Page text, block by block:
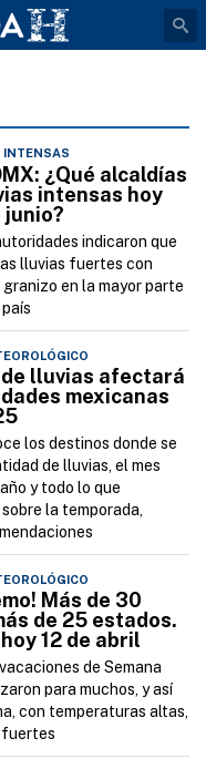
INTENSAS
¿Qué alcaldías
intensas hoy
junio?
indicaron que
lluvias fuertes con
en la mayor parte
lluvias afectará
mexicanas
los destinos donde se
de lluvias, el mes
y todo lo que
la temporada,
Más de 30
de 25 estados.
12 de abril
de Semana
para muchos, y así
con temperaturas altas,
fuertes